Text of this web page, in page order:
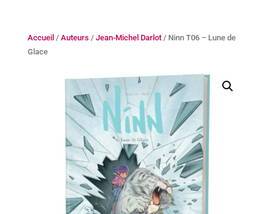
Accueil / Auteurs / Jean-Michel Darlot/ Ninn T06 – Lune de
Glace